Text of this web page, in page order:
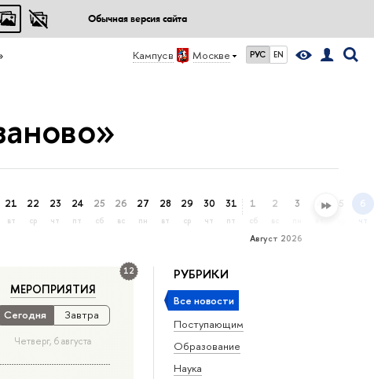
Обычная версия сайта
Кампус в Москве РУС EN
21
вт
22
ср
23
чт
24
пт
25
сб
26
вс
27
пн
28
вт
29
ср
30
чт
31
пт
Август 2026
1
сб
2 3 4 5 6
чт
РУБРИКИ
Все новости
Поступающим
Образование
Наука
12
МЕРОПРИЯТИЯ
Сегодня Завтра
Четверг, 6 августа